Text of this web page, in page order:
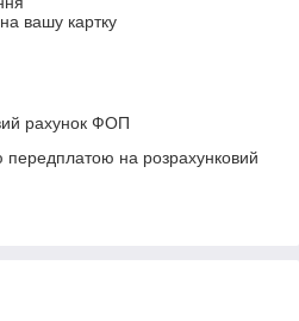
вашу картку
рахунок ФОП
передплатою на розрахунковий